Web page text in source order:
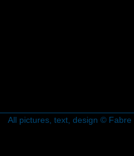
All pictures, text, design ©